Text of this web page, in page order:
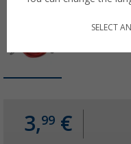
3,99 €
SELECT